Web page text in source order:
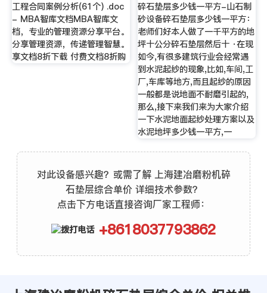
工程合同案例分析(61个) .doc
- MBA智库文档MBA智库文
档，专业的管理资源分享平台。
分享管理资源，传递管理智慧。
享文档8折下载 付费文档8折购
碎石垫层多少钱一平方-山石制
砂设备碎石垫层多少钱一平方：
老师们好本人做了一千平方的地
坪十公分碎石垫层然后十 ·在现
如今,有很多建筑行业会经常遇
到水泥起纱的现象,比如,车间,工
厂,车库等地方,而且起纱的原因
一般都是说地面不耐磨引起的,
那么,接下来我们来为大家介绍
一下水泥地面起纱处理方案以及
水泥地坪多少钱一平方,一
对此设备感兴趣？或需了解 上海建冶磨粉机碎
石垫层综合单价 详细技术参数？
点击下方电话直接咨询厂家工程师：
+8618037793862